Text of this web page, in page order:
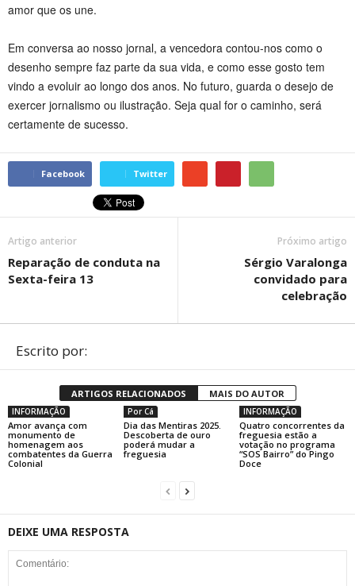
amor que os une.
Em conversa ao nosso jornal, a vencedora contou-nos como o
desenho sempre faz parte da sua vida, e como esse gosto tem
vindo a evoluir ao longo dos anos. No futuro, guarda o desejo de
exercer jornalismo ou ilustração. Seja qual for o caminho, será
certamente de sucesso.
Facebook Twitter
Artigo anterior
Reparação de conduta na
Sexta-feira 13
Próximo artigo
Sérgio Varalonga
convidado para
celebração
Escrito por:
ARTIGOS RELACIONADOS MAIS DO AUTOR
INFORMAÇÃO
Amor avança com
monumento de
homenagem aos
combatentes da Guerra
Colonial
Por Cá
Dia das Mentiras 2025.
Descoberta de ouro
poderá mudar a
freguesia
INFORMAÇÃO
Quatro concorrentes da
freguesia estão a
votação no programa
“SOS Bairro” do Pingo
Doce
DEIXE UMA RESPOSTA